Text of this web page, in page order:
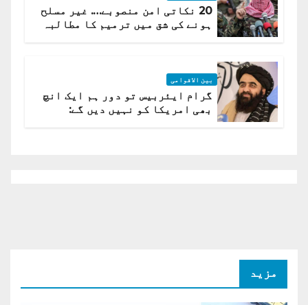
20 نکاتی امن منصوبے…. غیر مسلح
ہونے کی شق میں ترمیم کا مطالبہ
بین الاقوامی
گرام ایئربیس تو دور ہم ایک انچ
بھی امریکا کو نہیں دیں گے:
مزید